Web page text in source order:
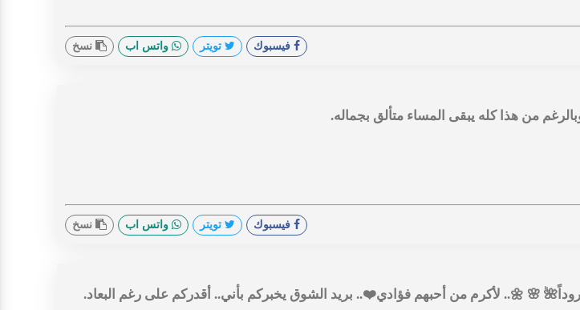
فيسبوك تويتر واتس اب نسخ
من هذا كله يبقى المساء متألق بجماله.
فيسبوك تويتر واتس اب نسخ
🌸 🌼.. لأكرم من أحبهم فؤادي❤️.. بريد الشوق يخبركم بأني.. أقدركم على رغم البعاد.